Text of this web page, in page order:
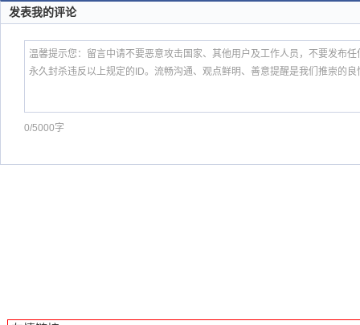
发表我的评论
0/5000字